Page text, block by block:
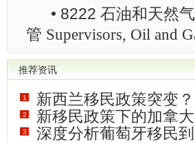
• 8222 石油和天然气
管 Supervisors, Oil and
推荐资讯
1 新西兰移民政策突变？
2 新移民政策下的加拿
3 深度分析葡萄牙移民